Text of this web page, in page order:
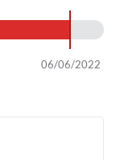
06/06/2022